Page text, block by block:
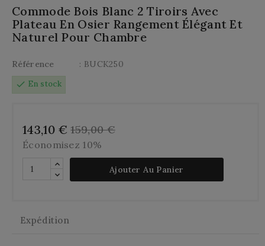
Commode Bois Blanc 2 Tiroirs Avec
Plateau En Osier Rangement Élégant Et
Naturel Pour Chambre
Référence
: BUCK250
check En stock
143,10 € 159,00 €
Économisez 10%
Ajouter Au Panier
Expédition